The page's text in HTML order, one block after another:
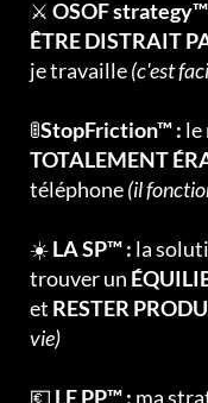
⚔️ OSOF
ÊTRE DISTRAIT
je travaille(c'est
🚦StopFriction™ : le
TOTALEMENT
téléphone(il
☀️LA SP™ : la
trouver un
et RESTER
vie)
💶 LE PP™ : ma